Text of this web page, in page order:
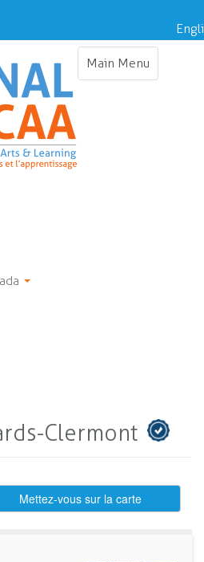
Main Menu
Toggle
Clermont
Mettez-vous sur la carte